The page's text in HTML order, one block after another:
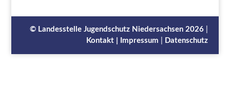
© Landesstelle Jugendschutz Niedersachsen 2026
Kontakt |
Impressum Datenschutz